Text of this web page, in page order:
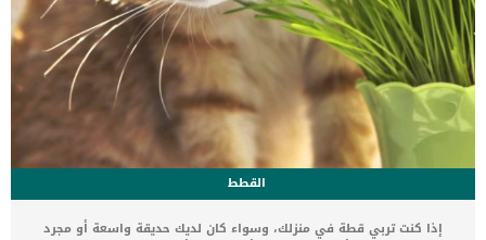
القطط
إذا كنت تربي قطة في منزلك، وسواء كان لديك حديقة واسعة أو مجرد